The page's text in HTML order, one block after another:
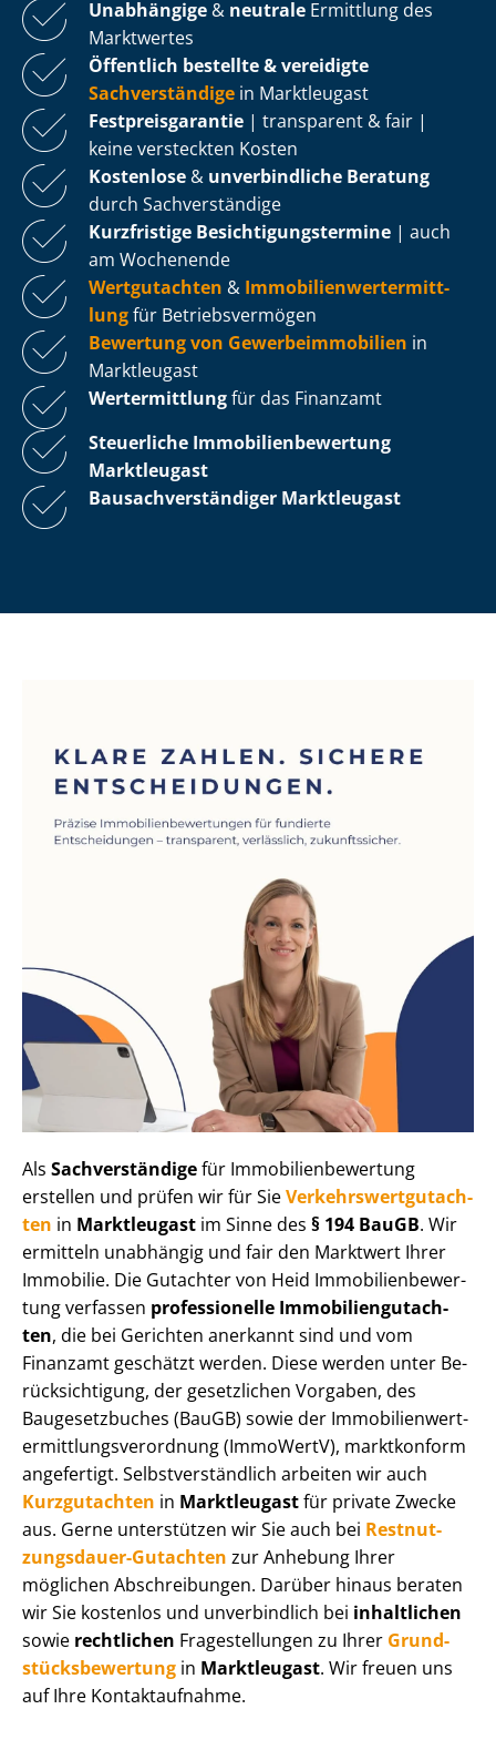
Unabhängige & neutrale Ermittlung des
Marktwertes
Öffentlich bestellte & vereidigte
Sachverständige in Marktleugast
Fest­preis­ga­ran­tie | transparent & fair |
keine versteckten Kosten
Kostenlose & unverbindliche Beratung
durch Sachverständige
Kurzfristige Be­sich­ti­gungs­ter­mi­ne | auch
am Wochenende
Wertgutachten & Im­mo­bi­li­en­wert­ermitt­
lungfür Be­triebs­ver­mö­gen
Bewertung von Ge­wer­be­im­mo­bi­li­en in
Marktleugast
Wertermittlungfür das Finanzamt
Steuerliche Im­mo­bi­li­en­be­wer­tung
Marktleugast
Bau­sach­ver­stän­di­ger Marktleugast
Als Sachverständigefür Im­mo­bi­li­en­be­wer­tung
erstellen und prüfen wir für SieVer­kehrs­wert­gut­ach­
ten in Marktleugast im Sinne des § 194 BauGB. Wir
ermitteln unabhängig und fair den Marktwert Ihrer
Immobilie. Die Gutachter von Heid Im­mo­bi­li­en­be­wer­
tung verfassen professionelle Im­mo­bi­li­en­gut­ach­
ten, die bei Gerichten anerkannt sind und vom
Finanzamt geschätzt werden. Diese werden unter Be­
rück­sich­ti­gung, der gesetzlichen Vorgaben, des
Baugesetzbuches (BauGB) sowie der Im­mo­bi­li­en­wert­
ermitt­lungs­ver­ord­nung (ImmoWertV), marktkonform
angefertigt. Selbst­ver­ständ­lich arbeiten wir auch
Kurzgutachten in Marktleugastfür private Zwecke
aus. Gerne unterstützen wir Sie auch bei Rest­nut­
zungs­dau­er-Gutachten zur Anhebung Ihrer
möglichen Abschreibungen. Darüber hinaus beraten
wir Sie kostenlos und unverbindlich bei inhaltlichen
sowie rechtlichen Fragestellungen zu Ihrer Grund­
stücks­be­wer­tung in Marktleugast. Wir freuen uns
auf Ihre Kontaktaufnahme.